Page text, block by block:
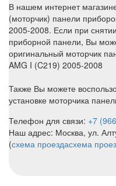
В нашем интернет
(моторчик) панели
2005-2008. Если при
приборной панели, Вы
оригинальный моторчик
AMG I (C219) 2005-2008
Также Вы можете
установке моторчика
Телефон для связи: +7
Наш адрес: Москва, ул.
(схема проездасхема